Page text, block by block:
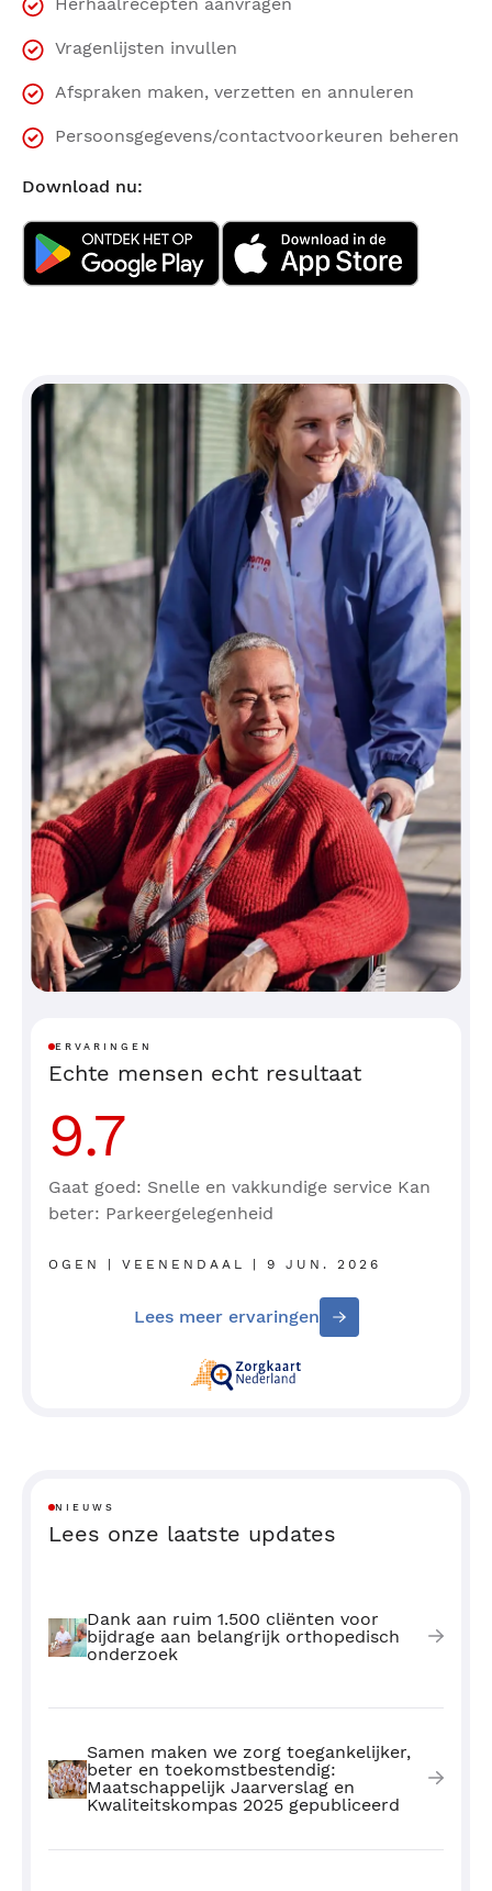
Vragenlijsten invullen
Afspraken maken, verzetten en annuleren
Persoonsgegevens/contactvoorkeuren beheren
Download nu:
ERVARINGEN
Echte mensen echt resultaat
9.7
Gaat goed: Snelle en vakkundige service Kan
beter: Parkeergelegenheid
OGEN | VEENENDAAL | 9 JUN. 2026
Lees meer ervaringen
NIEUWS
Lees onze laatste updates
Dank aan ruim 1.500 cliënten voor
bijdrage aan belangrijk orthopedisch
onderzoek
Samen maken we zorg toegankelijker,
beter en toekomstbestendig:
Maatschappelijk Jaarverslag en
Kwaliteitskompas 2025 gepubliceerd